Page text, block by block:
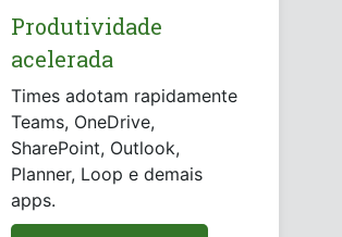
Produtividade
acelerada
Times adotam rapidamente
Teams, OneDrive,
SharePoint, Outlook,
Planner, Loop e demais
apps.